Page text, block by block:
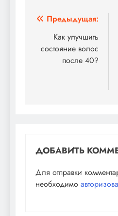
Навигация
записям
Предыдущая:
Как улучшить
состояние волос
после 40?
ДОБАВИТЬ
Для отправки
необходимо